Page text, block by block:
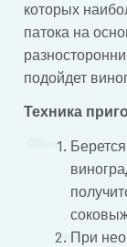
которых
патока на
подойдет
Техника
При